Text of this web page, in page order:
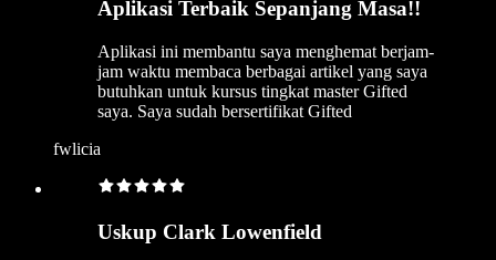
Aplikasi Terbaik Sepanjang Masa!!
Aplikasi ini membantu saya menghemat berjam-
jam waktu membaca berbagai artikel yang saya
butuhkan untuk kursus tingkat master Gifted
saya. Saya sudah bersertifikat Gifted
fwlicia
Uskup Clark Lowenfield